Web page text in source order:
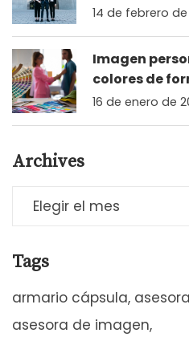
14 de febrero
Imagen
colores de
16 de enero de
Archives
Tags
armario cápsula
asesora de imagen